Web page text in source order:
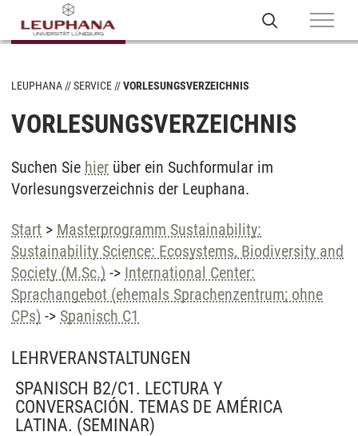
LEUPHANA SERVICE VORLESUNGSVERZEICHNIS
VORLESUNGSVERZEICHNIS
Suchen Sie hier über ein Suchformular im
Vorlesungsverzeichnis der Leuphana.
Start > Masterprogramm Sustainability:
Sustainability Science: Ecosystems, Biodiversity and
Society (M.Sc.) -> International Center:
Sprachangebot (ehemals Sprachenzentrum; ohne
CPs) -> Spanisch C1
LEHRVERANSTALTUNGEN
SPANISCH B2/C1. LECTURA Y
CONVERSACIÓN. TEMAS DE AMÉRICA
LATINA. (SEMINAR)